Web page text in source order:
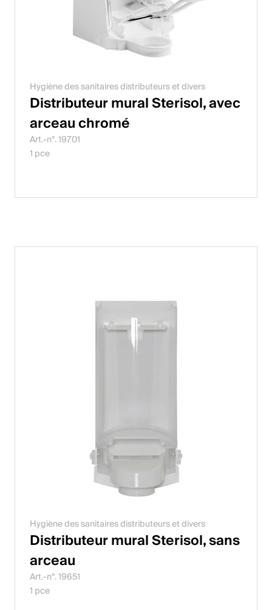
Hygiène des sanitaires distributeurs et divers
Distributeur mural Sterisol, avec
arceau chromé
Art.-n°. 19701
1 pce
Hygiène des sanitaires distributeurs et divers
Distributeur mural Sterisol, sans
arceau
Art.-n°. 19651
1 pce